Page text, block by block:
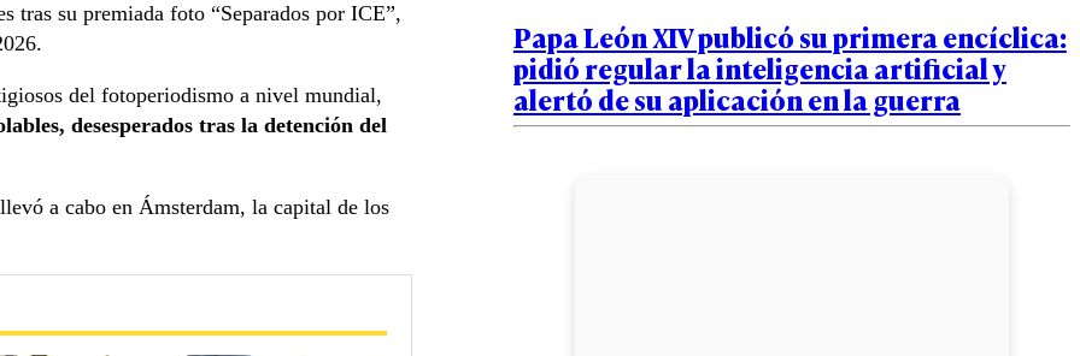
tras su premiada foto “Separados por ICE”,
del fotoperiodismo a nivel mundial,
desesperados tras la detención del
a cabo en Ámsterdam, la capital de los
Papa León XIV publicó su primera encíclica:
pidió regular la inteligencia artificial y
alertó de su aplicación en la guerra